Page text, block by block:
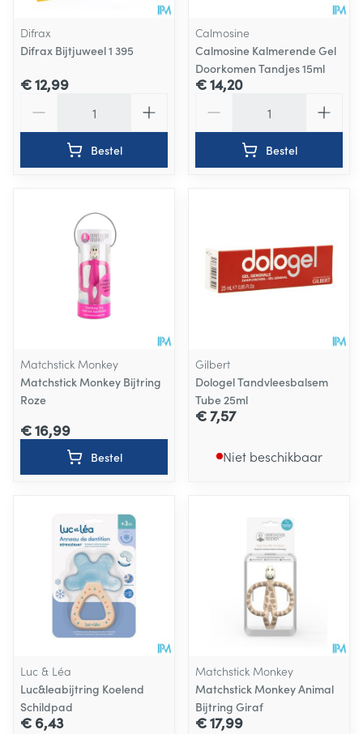
Difrax
Difrax Bijtjuweel 1 395
€ 12,99
Bestel
Calmosine
Calmosine Kalmerende Gel
Doorkomen Tandjes 15ml
€ 14,20
Bestel
Matchstick Monkey
Matchstick Monkey Bijtring
Roze
€ 16,99
Bestel
Gilbert
Dologel Tandvleesbalsem
Tube 25ml
€ 7,57
Niet beschikbaar
Luc & Léa
Luc&leabijtring Koelend
Schildpad
€ 6,43
Matchstick Monkey
Matchstick Monkey Animal
Bijtring Giraf
€ 17,99